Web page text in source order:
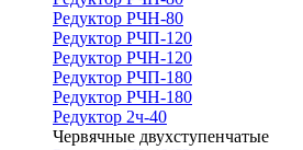
Редуктор РЧН-80
Редуктор РЧП-120
Редуктор РЧН-120
Редуктор РЧП-180
Редуктор РЧН-180
Редуктор 2ч-40
Червячные двухступенчатые